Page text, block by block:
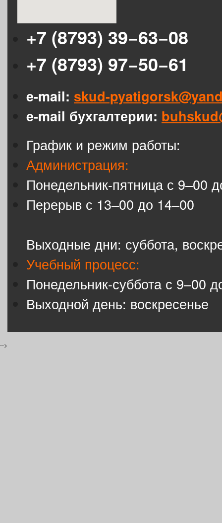
+7 (8793) 39−63−08
+7 (8793) 97−50−61
e-mail: skud-
e-mail бухгалтерии:
График и режим работы:
Администрация:
Понедельник-пятница с 9–00
Перерыв с 13–00 до 14–00
Выходные дни: суббота,
Учебный процесс:
Понедельник-суббота с 9–00
Выходной день: воскресенье
-->